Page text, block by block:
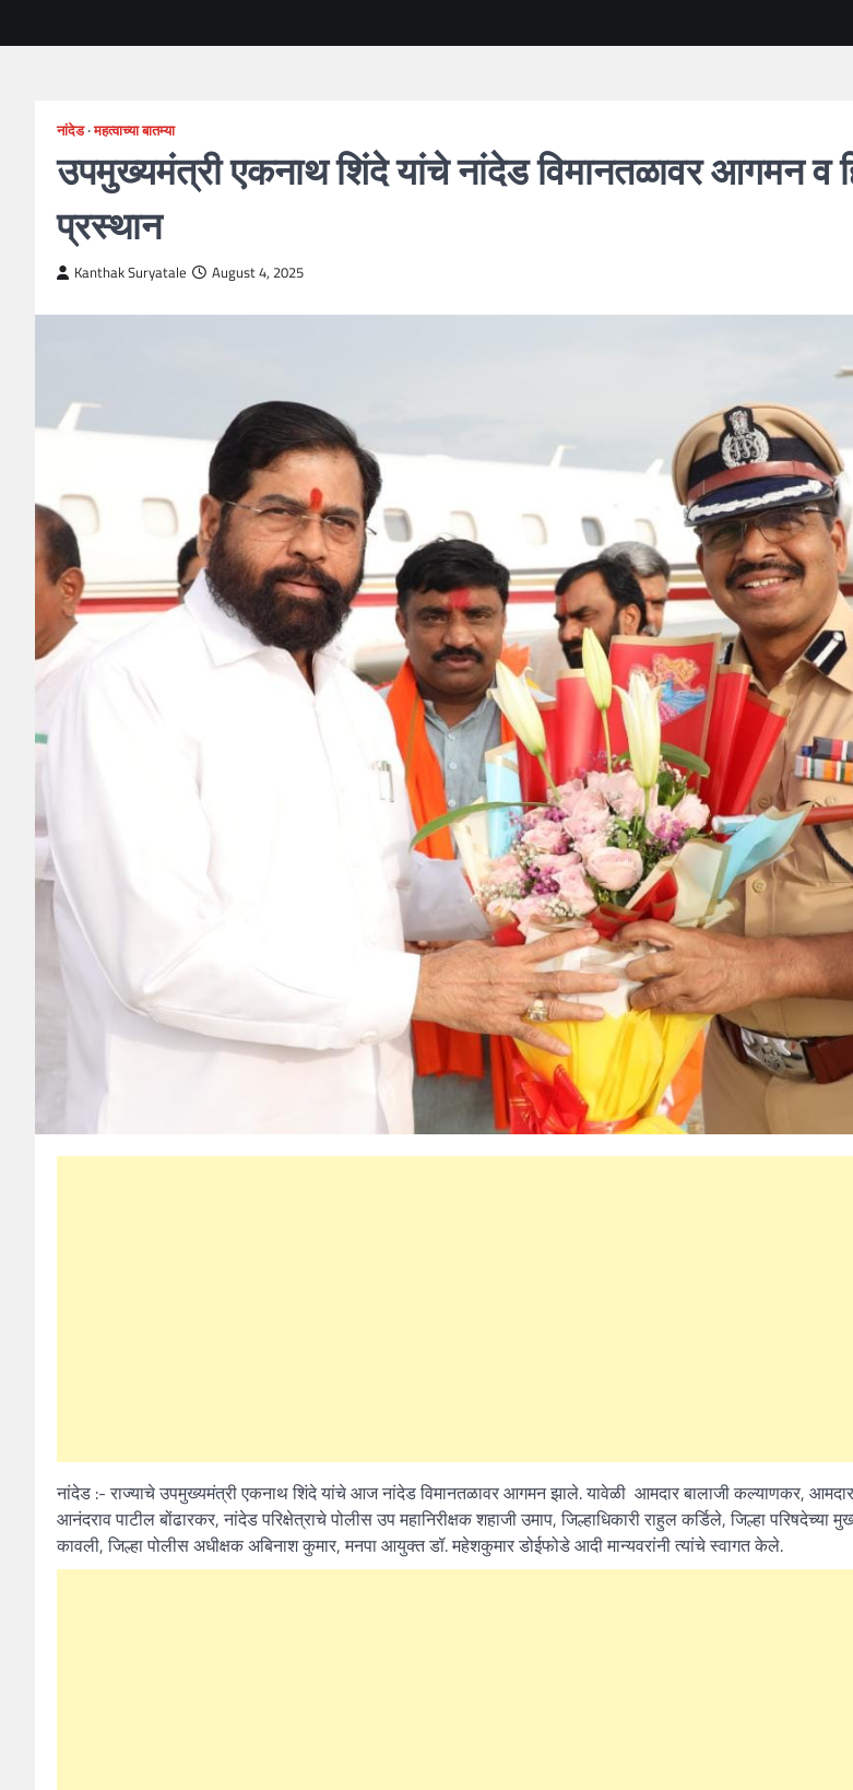
नांदेड महत्वाच्या बातम्या
उपमुख्यमंत्री एकनाथ शिंदे यांचे नांदेड विमानतळावर आगमन व
प्रस्थान
Kanthak Suryatale August 4, 2025
नांदेड :- राज्याचे उपमुख्यमंत्री एकनाथ शिंदे यांचे आज नांदेड विमानतळावर आगमन झाले. यावेळी आमदार बालाजी कल्याणकर, आमदार
आनंदराव पाटील बोंढारकर, नांदेड परिक्षेत्राचे पोलीस उप महानिरीक्षक शहाजी उमाप, जिल्हाधिकारी राहुल कर्डिले, जिल्हा परिषदेच्या
कावली, जिल्हा पोलीस अधीक्षक अबिनाश कुमार, मनपा आयुक्त डॉ. महेशकुमार डोईफोडे आदी मान्यवरांनी त्यांचे स्वागत केले.
महत्वाच्या बातम्या
What Is a
How to
Kanthak